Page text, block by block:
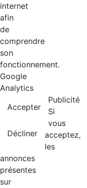
internet
afin
de
comprendre
son
fonctionnement.
Google
Analytics
Accepter
Décliner
Publicité
Si
vous
acceptez,
les
annonces
présentes
sur